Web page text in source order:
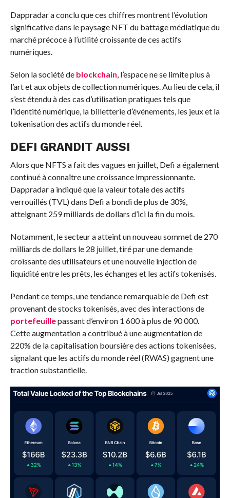
Dappradar a conclu que ces chiffres montrent l’évolution
significative dans le paysage NFT du battage médiatique du
marché précoce à l’utilité croissante de ces actifs
numériques.
Selon la société de blockchain , l’espace ne se limite plus à
l’art et aux objets de collection numériques. Au lieu de cela, il
s’est étendu à des cas d’utilisation pratiques tels que
l’identité numérique, la billetterie d’événements, les jeux et la
tokenisation des actifs du monde réel.
DEFI GRANDIT AUSSI
Alors que NFTS a fait des vagues en juillet, Defi a également
continué à connaître une croissance impressionnante.
Dappradar a indiqué que la valeur totale des actifs
verrouillés (TVL) dans Defi a bondi de plus de 30%,
atteignant 259 milliards de dollars d’ici la fin du mois.
Notamment, le secteur a atteint un nouveau sommet de 270
milliards de dollars le 28 juillet, tiré par une demande
croissante des utilisateurs et une nouvelle injection de
liquidité entre les prêts, les échanges et les actifs tokenisés.
Pendant ce temps, une tendance remarquable de Defi est
provenant de stocks tokenisés, avec des interactions de
portefeuillepassant d’environ 1 600 à plus de 90 000.
Cette augmentation a contribué à une augmentation de
220% de la capitalisation boursière des actions tokenisées,
signalant que les actifs du monde réel (RWAS) gagnent une
traction substantielle.